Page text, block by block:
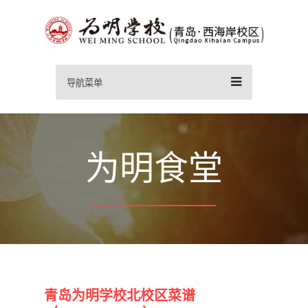
导航菜单
为明食堂
青岛为明学校北校区菜谱